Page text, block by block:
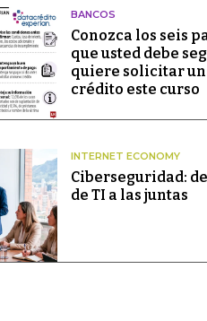
BANCOS
Conozca los seis
que usted debe
quiere solicitar un
crédito este curso
INTERNET ECONOMY
Ciberseguridad:
de TI a las juntas